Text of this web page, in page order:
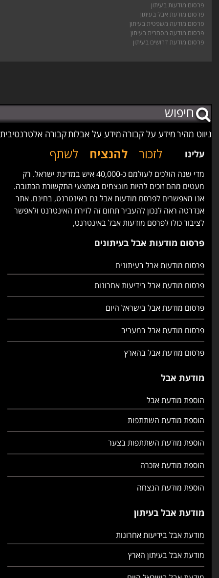
פרסום מודעות בעיתון
פרסום מודעת אבל בעיתון
פרסום מודעה משפטית בעיתון
פרסום מודעה מסחרית בעיתון
פרסום מודעת דרושים בעיתון
ניווט מהירמידע על קבורהמידע על אבלותקבורה אלטרנטיבית
לזכור להנציח לשתף עלינו
מדי שנה הולכים לעולמם כ-40,000 איש במדינת ישראל. רק
מעטים מהם זוכים להיות מונצחים באמצעי התקשורת הכתובה.
אנו מאפשרים לפרסם מודעות אבל גם באינטרנט, בחינם. אתר
אנדרטה ראה לנכון להעביר תחום זה לזירת האינטרנט ולאפשר
לציבור כולו לפרסם מודעות אבל באינטרנט,
פרסום מודעות אבל בעיתונים
פרסום מודעות אבל בעיתונים
פרסום מודעת אבל בידיעות אחרונות
פרסום מודעת אבל בישראל היום
פרסום מודעת אבל במעריב
פרסום מודעת אבל בהארץ
מודעת אבל
הוספת מודעת אבל
הוספת מודעת השתתפות
הוספת מודעת השתתפות בצער
הוספת מודעת אזכרה
הוספת מודעת הנצחה
מודעת אבל בעיתון
מודעת אבל בידיעות אחרונות
מודעת אבל בעיתון הארץ